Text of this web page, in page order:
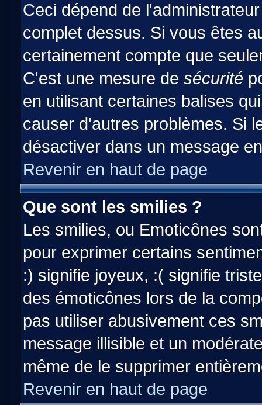
Ceci dépend de
complet dessus. Si vous êtes
certainement compte que
C'est une mesure de sécurité
en utilisant certaines balises
causer d'autres problèmes. Si
désactiver dans un message
Revenir en haut de page
Que sont les smilies ?
Les smilies, ou Emoticônes
pour exprimer certains
:) signifie joyeux, :( signifie
des émoticônes lors de la
pas utiliser abusivement ces
message illisible et un
même de le supprimer
Revenir en haut de page